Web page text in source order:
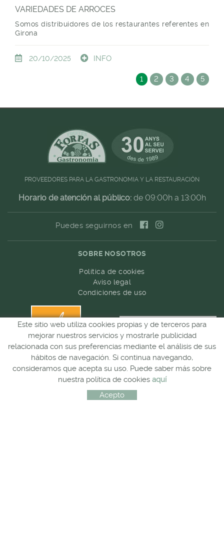
VARIEDADES DE ARROCES
Somos distribuidores de los restaurantes referentes en
Girona
20/10/2025 INFO
1 2 3 4 5
PROVEEDORES PARA LA GASTRONOMIA Y LA RESTAURACIÓN
Horario de atención al público:de 09:00h a 13:00h
Puedes seguirnos en
SOBRE NOSOTROS
Política de cookies
Aviso legal
Condiciones de uso
CONTACTO
Este sitio web utiliza cookies propias y de terceros para
mejorar nuestros servicios y mostrarle publicidad
relacionada con sus preferencias mediante el análisis de sus
hábitos de navegación. Si continua navegando,
consideramos que acepta su uso. Puede saber más sobre
nuestra política de cookies aquí
Acepto